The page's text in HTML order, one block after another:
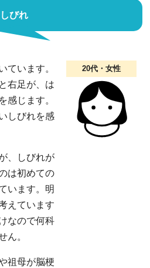
びれ
20代・女性
ています。
右足が、は
感じます。
しびれを感
、しびれが
は初めての
います。明
えています
なので何科
ん。
祖母が脳梗